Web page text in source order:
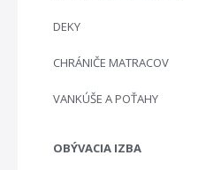
DEKY
CHRÁNIČE MATRACOV
VANKÚŠE A POŤAHY
OBÝVACIA IZBA